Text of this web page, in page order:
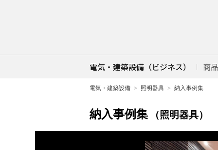
電気・建築設備（ビジネス） 商
電気・建築設備 照明器具 納入事例集
納入事例集 （照明器具）